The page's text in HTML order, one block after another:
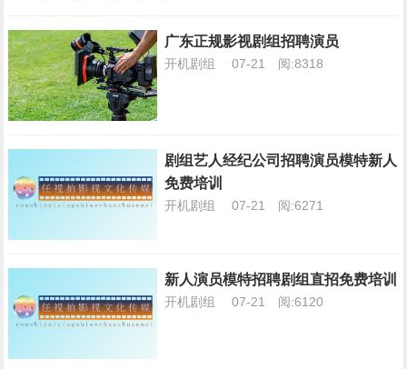
广东正规影视剧组招聘演员
开机剧组 07-21 阅:8318
剧组艺人经纪公司招聘演员模特新人
免费培训
开机剧组 07-21 阅:6271
新人演员模特招聘剧组直招免费培训
开机剧组 07-21 阅:6120